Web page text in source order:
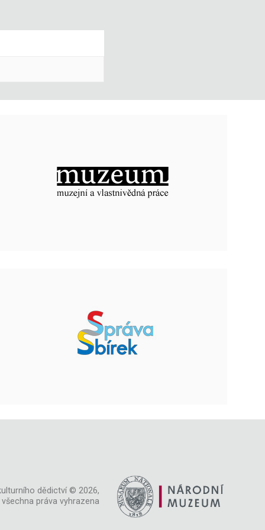
dědictví © 2026,
všechna práva vyhrazena